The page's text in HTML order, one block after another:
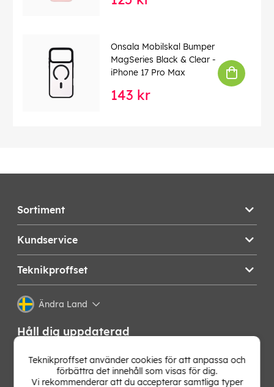
Onsala Mobilskal Bumper
MagSeries Black & Clear -
iPhone 17 Pro Max
143 kr
Sortiment
Kundservice
Teknikproffset
Ändra Land
Håll dig uppdaterad
Få de senaste nyheterna, hetaste erbjudandena och
bästa tipsen från oss direkt i din mejlkorg. Signa upp på
vårt nyhetsbrev!
Teknikproffset använder cookies för att anpassa och
förbättra det innehåll som visas för dig.
Vi rekommenderar att du accepterar samtliga typer